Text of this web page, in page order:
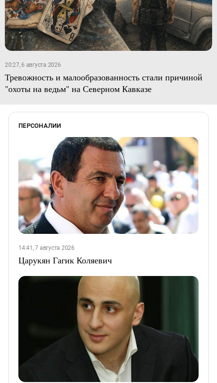
20:27, 6 августа 2026
Тревожность и малообразованность стали причиной
"охоты на ведьм" на Северном Кавказе
ПЕРСОНАЛИИ
14:41, 7 августа 2026
Царукян Гагик Коляевич